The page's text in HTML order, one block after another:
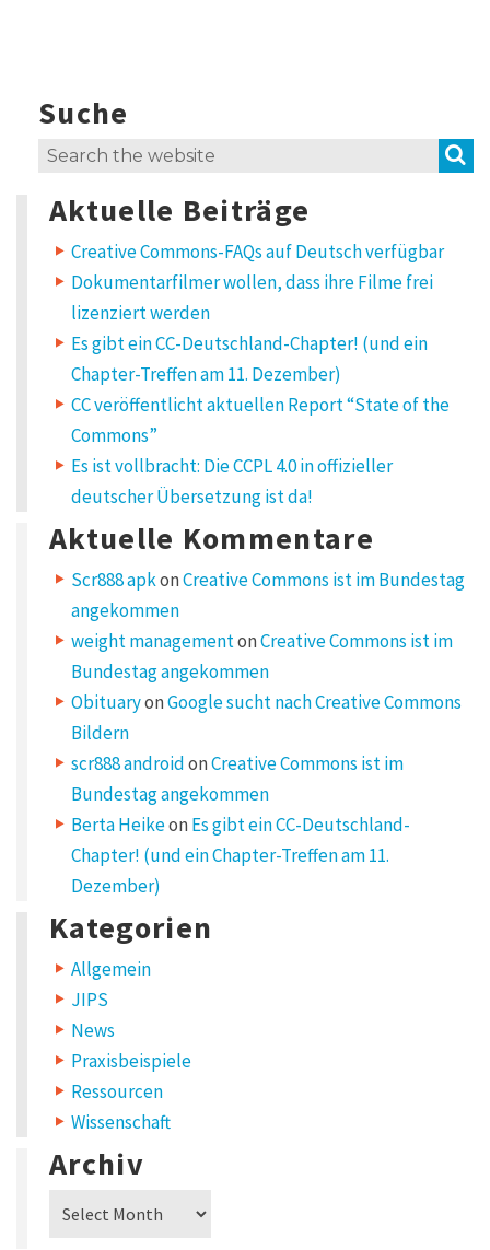
Suche
Search
Aktuelle Beiträge
Creative Commons-FAQs auf Deutsch verfügbar
Dokumentarfilmer wollen, dass ihre Filme frei
lizenziert werden
Es gibt ein CC-Deutschland-Chapter! (und ein
Chapter-Treffen am 11. Dezember)
CC veröffentlicht aktuellen Report “State of the
Commons”
Es ist vollbracht: Die CCPL 4.0 in offizieller
deutscher Übersetzung ist da!
Aktuelle Kommentare
Scr888 apkonCreative Commons ist im Bundestag
angekommen
weight managementonCreative Commons ist im
Bundestag angekommen
ObituaryonGoogle sucht nach Creative Commons
Bildern
scr888 androidonCreative Commons ist im
Bundestag angekommen
Berta Heikeon Es gibt ein CC-Deutschland-
Chapter! (und ein Chapter-Treffen am 11.
Dezember)
Kategorien
Allgemein
JIPS
News
Praxisbeispiele
Ressourcen
Wissenschaft
Archiv
Archiv